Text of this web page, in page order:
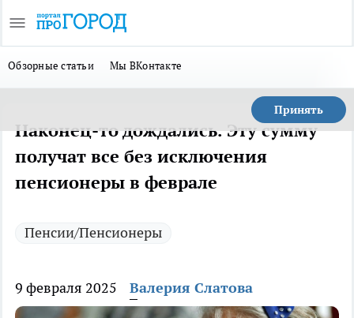
Обзорные статьи Мы ВКонтакте
Принять
Наконец-то дождались. Эту сумму
получат все без исключения
пенсионеры в феврале
Пенсии/Пенсионеры
9 февраля 2025 Валерия Слатова